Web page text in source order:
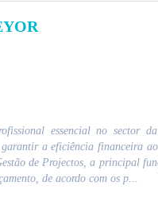
essencial no sector
garantir a eficiência financeira
de Projectos, a principal
de acordo com os p...